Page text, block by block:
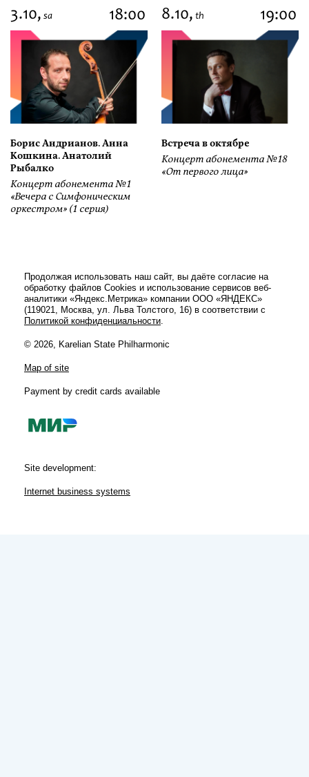
3.10, sa 18:00
Борис Андрианов. Анна
Кошкина. Анатолий
Рыбалко
Концерт абонемента №1
«Вечера с Симфоническим
оркестром» (1 серия)
8.10, th 19:00
Встреча в октябре
Концерт абонемента №18
«От первого лица»
Продолжая использовать наш сайт, вы даёте согласие на
обработку файлов Cookies и использование сервисов веб-
аналитики «Яндекс.Метрика» компании ООО «ЯНДЕКС»
(119021, Москва, ул. Льва Толстого, 16) в соответствии с
Политикой конфиденциальности.
© 2026, Karelian State Philharmonic
Map of site
Payment by credit cards available
Site development:
Internet business systems